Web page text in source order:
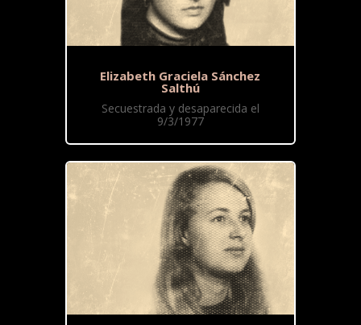
Elizabeth Graciela Sánchez
Salthú
Secuestrada y desaparecida el
9/3/1977